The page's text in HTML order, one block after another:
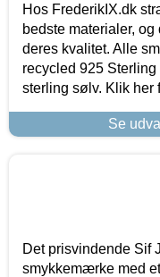
Hos FrederikIX.dk
bedste materialer,
deres kvalitet. Alle
recycled 925
sterling sølv. Klik her
Se
Det prisvindende Sif
smykkemærke med